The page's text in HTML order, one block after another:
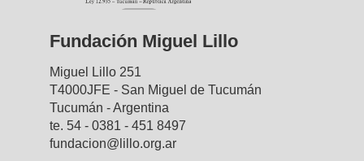
Fundación Miguel Lillo
Miguel Lillo 251
T4000JFE - San Miguel de Tucumán
Tucumán - Argentina
te. 54 - 0381 - 451 8497
fundacion@lillo.org.ar